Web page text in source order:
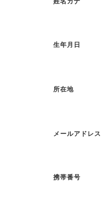
生年月日
所在地
メールアドレス
携帯番号